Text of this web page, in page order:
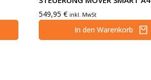
549,95 € inkl. MwSt
In den Warenkorb